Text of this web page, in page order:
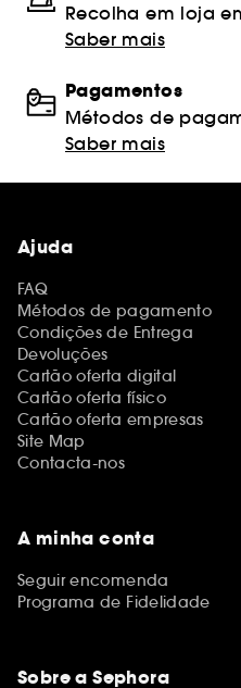
Recolha em loja
Saber mais
Pagamentos
Métodos de
Saber mais
Ajuda
FAQ
Métodos de pagamento
Condições de Entrega
Devoluções
Cartão oferta digital
Cartão oferta físico
Cartão oferta empresas
Site Map
Contacta-nos
A minha conta
Seguir encomenda
Programa de Fidelidade
Sobre a Sephora